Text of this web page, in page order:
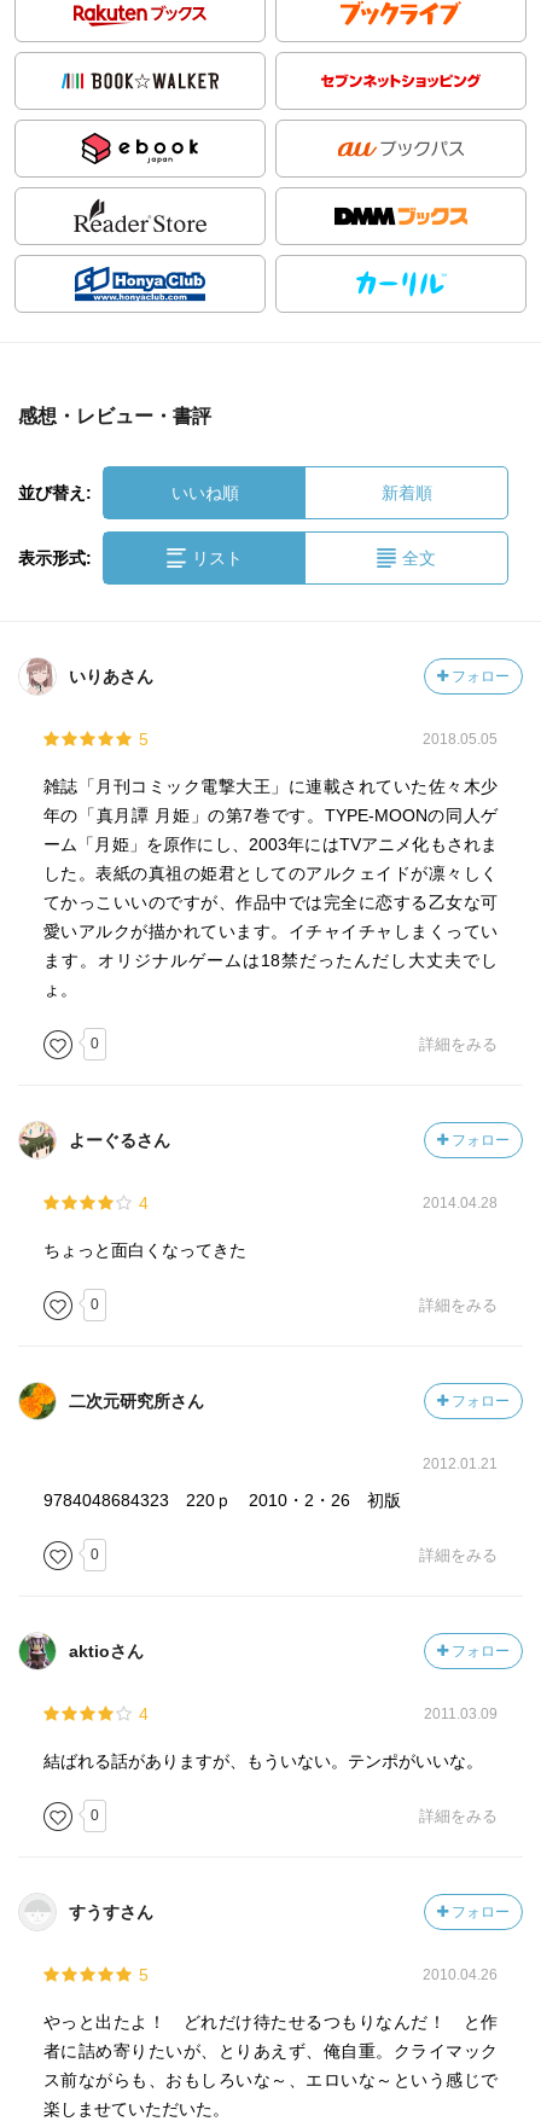
感想・レビュー・書評
並び替え: いいね順 新着順
表示形式: リスト 全文
いりあさん フォロー
5 2018.05.05
雑誌「月刊コミック電撃大王」に連載されていた佐々木少
年の「真月譚 月姫」の第7巻です。TYPE-MOONの同人ゲ
ーム「月姫」を原作にし、2003年にはTVアニメ化もされま
した。表紙の真祖の姫君としてのアルクェイドが凛々しく
てかっこいいのですが、作品中では完全に恋する乙女な可
愛いアルクが描かれています。イチャイチャしまくってい
ます。オリジナルゲームは18禁だったんだし大丈夫でし
ょ。
0 詳細をみる
よーぐるさん フォロー
4 2014.04.28
ちょっと面白くなってきた
0 詳細をみる
二次元研究所さん フォロー
2012.01.21
9784048684323 220ｐ 2010・2・26 初版
0 詳細をみる
aktioさん フォロー
4 2011.03.09
結ばれる話がありますが、もういない。テンポがいいな。
0 詳細をみる
すうすさん フォロー
5 2010.04.26
やっと出たよ！ どれだけ待たせるつもりなんだ！ と作
者に詰め寄りたいが、とりあえず、俺自重。クライマック
ス前ながらも、おもしろいな～、エロいな～という感じで
楽しませていただいた。